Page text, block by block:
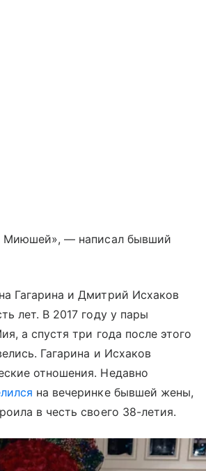
Миюшей», — написал бывший
Гагарина и Дмитрий Исхаков
лет. В 2017 году у пары
а спустя три года после этого
Гагарина и Исхаков
отношения. Недавно
на вечеринке бывшей жены,
в честь своего 38-летия.